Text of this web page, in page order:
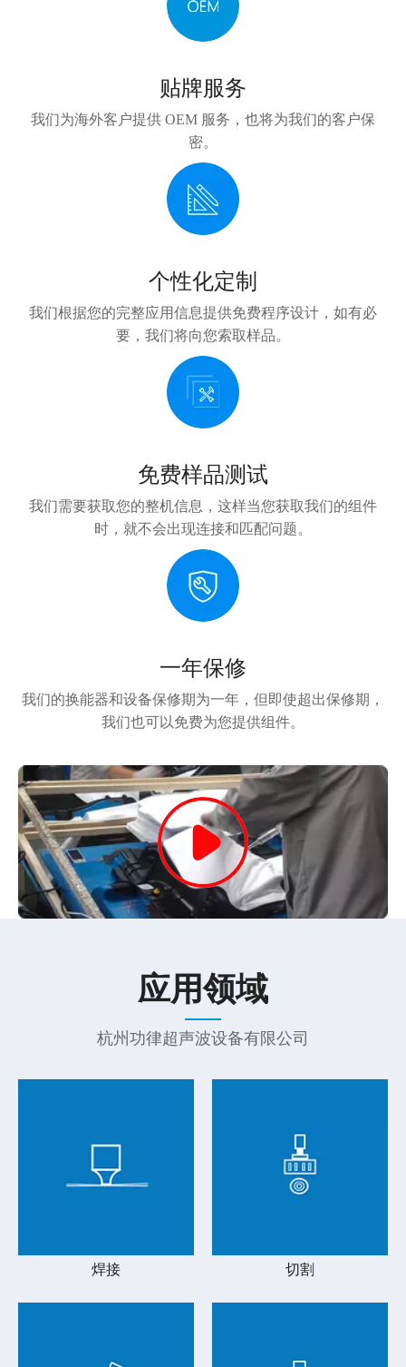
贴牌服务
我们为海外客户提供 OEM 服务，也将为我们的客户保
密。
个性化定制
我们根据您的完整应用信息提供免费程序设计，如有必
要，我们将向您索取样品。
免费样品测试
我们需要获取您的整机信息，这样当您获取我们的组件
时，就不会出现连接和匹配问题。
一年保修
我们的换能器和设备保修期为一年，但即使超出保修期，
我们也可以免费为您提供组件。
应用领域
杭州功律超声波设备有限公司
焊接 切割